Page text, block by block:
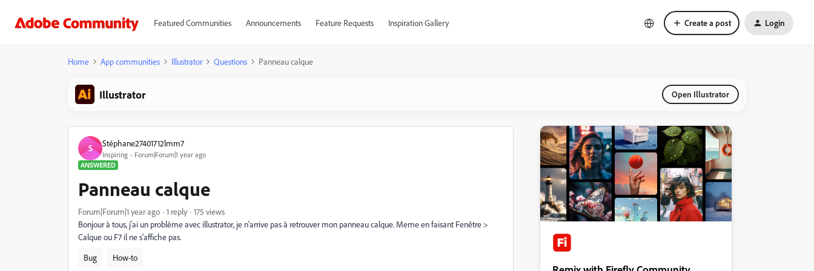
Featured Communities Announcements Feature Requests Inspiration Gallery Create a post Login
Home App communities Illustrator Questions Panneau calque
Illustrator Open Illustrator
S Stéphane27401712lmm7
Inspiring
Forum|Forum|1 year ago
ANSWERED
Panneau calque
Forum|Forum|1 year ago 1 reply
175 views
Bonjour à tous, j'ai un problème avec illustrator, je n'arrive pas à retrouver mon panneau calque. Meme en faisant Fenêtre >
Calque ou F7 il ne s'affiche pas.
Bug
How-to